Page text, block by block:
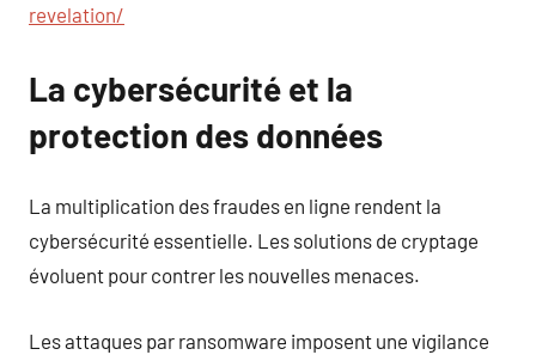
revelation/
La cybersécurité et la
protection des données
La multiplication des fraudes en ligne rendent la
cybersécurité essentielle. Les solutions de cryptage
évoluent pour contrer les nouvelles menaces.
Les attaques par ransomware imposent une vigilance